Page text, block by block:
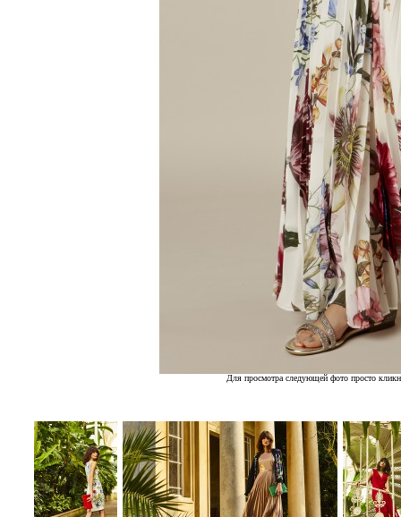
Для просмотра следующей фото просто